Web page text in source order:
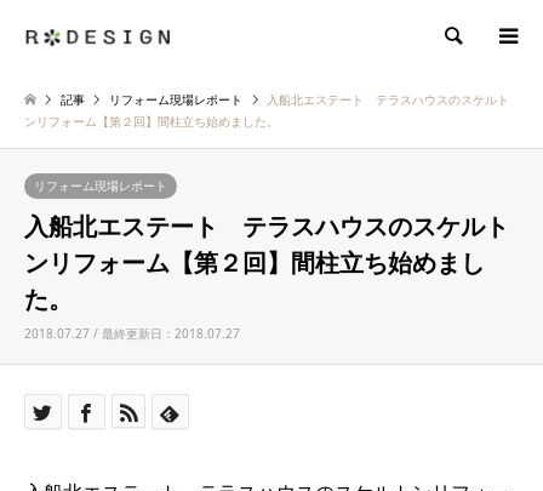
検索
記事 リフォーム現場レポート
入船北エステート テラスハウスのスケルト
ンリフォーム【第２回】間柱立ち始めました。
リフォーム現場レポート
入船北エステート テラスハウスのスケルト
ンリフォーム【第２回】間柱立ち始めまし
た。
2018.07.27 / 最終更新日：2018.07.27